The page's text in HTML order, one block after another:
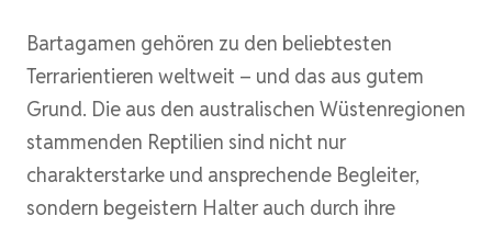
Bartagamen gehören zu den beliebtesten
Terrarientieren weltweit – und das aus gutem
Grund. Die aus den australischen Wüstenregionen
stammenden Reptilien sind nicht nur
charakterstarke und ansprechende Begleiter,
sondern begeistern Halter auch durch ihre